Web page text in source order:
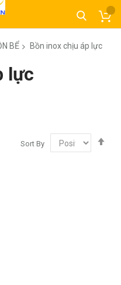
BỂ Bồn inox chịu áp lực
lực
Sort By